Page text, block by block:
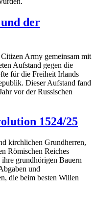
der
Army gemeinsam mit
Aufstand gegen die
für die Freiheit Irlands
Dieser Aufstand fand
vor der Russischen
1524/25
kirchlichen Grundherren,
Römischen Reiches
grundhörigen Bauern
und
die beim besten Willen